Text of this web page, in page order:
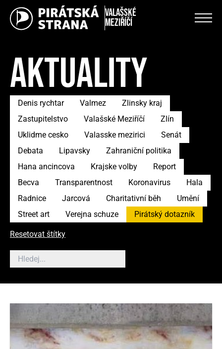
Valašské
Meziříčí
AKTUALITY
Denis rychtar Valmez
Zlinsky kraj
Zastupitelstvo
Valašské Meziříčí
Zlín
Uklidme cesko
Valasske mezirici
Senát
Debata
Lipavsky
Zahraniční politika
Hana ancincova
Krajske volby
Report
Becva
Transparentnost Koronavirus
Hala
Radnice
Jarcová Charitativní běh
Umění
Street art
Verejna schuze Pirátský dotazník
Resetovat štítky